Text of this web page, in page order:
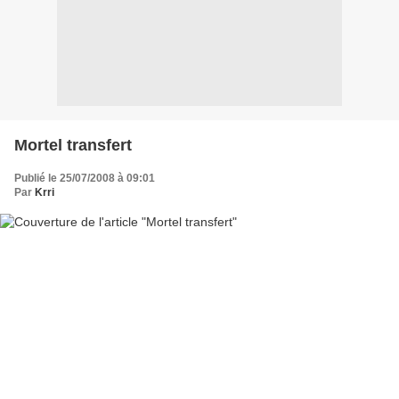
Mortel transfert
Publié le 25/07/2008 à 09:01
Par Krri